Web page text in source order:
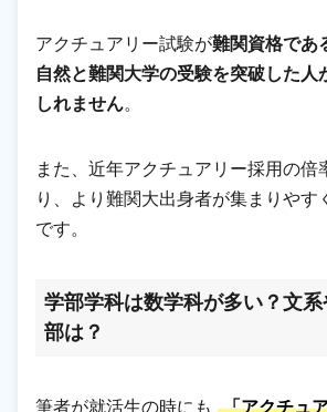
アクチュアリー試験が難関資格であ
自然と難関大学の受験を突破した人
しれません。
また、近年アクチュアリー採用の倍
り、より難関大出身者が集まりやす
です。
学部学科は数学科が多い？文
部は？
筆者が就活生の時にも
「アクチュ